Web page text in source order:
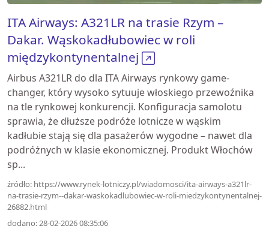
ITA Airways: A321LR na trasie Rzym –
Dakar. Wąskokadłubowiec w roli
międzykontynentalnej
Airbus A321LR do dla ITA Airways rynkowy game-
changer, który wysoko sytuuje włoskiego przewoźnika
na tle rynkowej konkurencji. Konfiguracja samolotu
sprawia, że dłuższe podróże lotnicze w wąskim
kadłubie stają się dla pasażerów wygodne – nawet dla
podróżnych w klasie ekonomicznej. Produkt Włochów
sp...
źródło: https://www.rynek-lotniczy.pl/wiadomosci/ita-airways-a321lr-
na-trasie-rzym--dakar-waskokadlubowiec-w-roli-miedzykontynentalnej-
26882.html
dodano: 28-02-2026 08:35:06